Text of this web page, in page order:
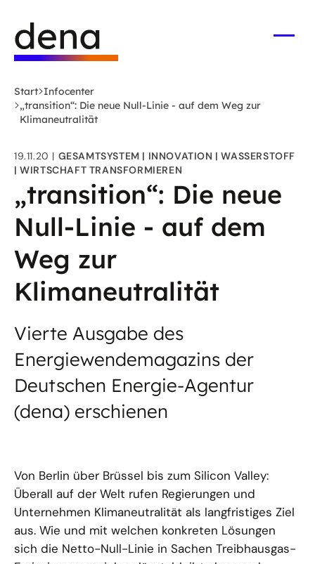
Hauptinhalt
springen
Deutsche
Energie-
Agentur
-
zur
Start Infocenter
„transition“: Die neue Null-Linie - auf dem Weg zur
Klimaneutralität
19.11.20 GESAMTSYSTEM INNOVATION
WASSERSTOFF
WIRTSCHAFT TRANSFORMIEREN
„transition“: Die neue
Null-Linie - auf dem
Weg zur
Klimaneutralität
Vierte Ausgabe des
Energiewendemagazins der
Deutschen Energie-Agentur
(dena) erschienen
Von Berlin über Brüssel bis zum Silicon Valley:
Überall auf der Welt rufen Regierungen und
Unternehmen Klimaneutralität als langfristiges Ziel
aus. Wie und mit welchen konkreten Lösungen
sich die Netto-Null-Linie in Sachen Treibhausgas-